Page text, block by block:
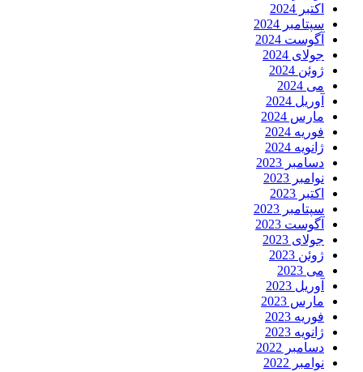
اکتبر 2024
سپتامبر 2024
آگوست 2024
جولای 2024
ژوئن 2024
می 2024
آوریل 2024
مارس 2024
فوریه 2024
ژانویه 2024
دسامبر 2023
نوامبر 2023
اکتبر 2023
سپتامبر 2023
آگوست 2023
جولای 2023
ژوئن 2023
می 2023
آوریل 2023
مارس 2023
فوریه 2023
ژانویه 2023
دسامبر 2022
نوامبر 2022